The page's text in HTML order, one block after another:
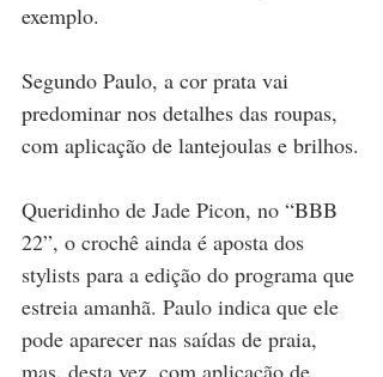
exemplo.
Segundo Paulo, a cor prata vai
predominar nos detalhes das roupas,
com aplicação de lantejoulas e brilhos.
Queridinho de Jade Picon, no “BBB
22”, o crochê ainda é aposta dos
stylists para a edição do programa que
estreia amanhã. Paulo indica que ele
pode aparecer nas saídas de praia,